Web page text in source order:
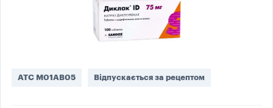
ATC M01AB05 Відпускається за рецептом